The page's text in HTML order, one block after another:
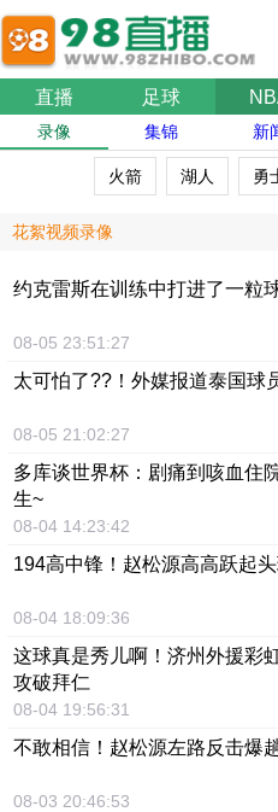
直播 足球
录像 集锦 新
火箭 湖人 勇
花絮视频录像
约克雷斯在训练中打进了一粒
08-05 23:51:27
太可怕了??！外媒报道泰国球
08-05 21:02:27
多库谈世界杯：剧痛到咳血住
生~
08-04 14:23:42
194高中锋！赵松源高高跃起
08-04 18:09:36
这球真是秀儿啊！济州外援彩
攻破拜仁
08-04 19:56:31
不敢相信！赵松源左路反击爆
08-03 20:46:53